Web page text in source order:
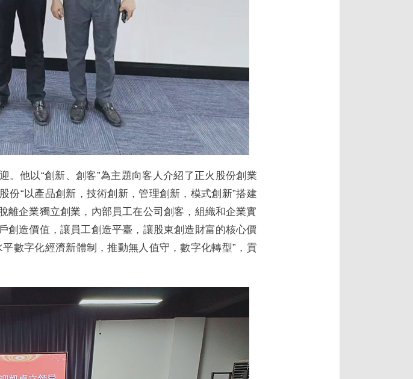
他以“創新、創客”為主題向客人介紹了正火股份創業
份“以產品創新，技術創新，管理創新，模式創新”搭建
離企業獨立創業，內部員工在公司創客，組織和企業實
創造價值，讓員工創造平臺，讓股東創造財富的核心價
數字化經濟新體制，推動無人值守，數字化轉型”，貢